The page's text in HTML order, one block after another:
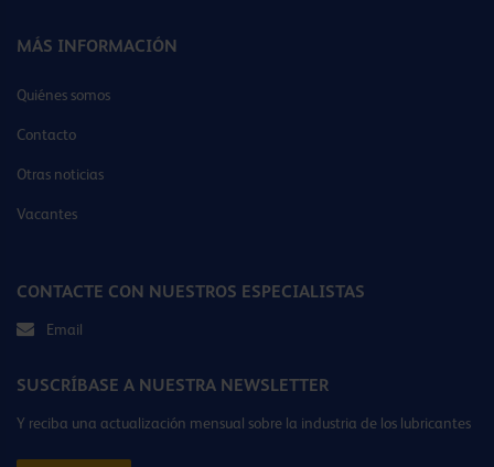
MÁS INFORMACIÓN
Quiénes somos
Contacto
Otras noticias
Vacantes
CONTACTE CON NUESTROS ESPECIALISTAS
Email
SUSCRÍBASE A NUESTRA NEWSLETTER
Y reciba una actualización mensual sobre la industria de los lubricantes